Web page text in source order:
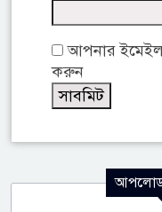
আপনার ইমেইল
করুন